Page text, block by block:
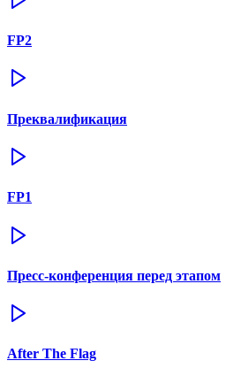
FP2
Преквалификация
FP1
Пресс-конференция перед этапом
After The Flag